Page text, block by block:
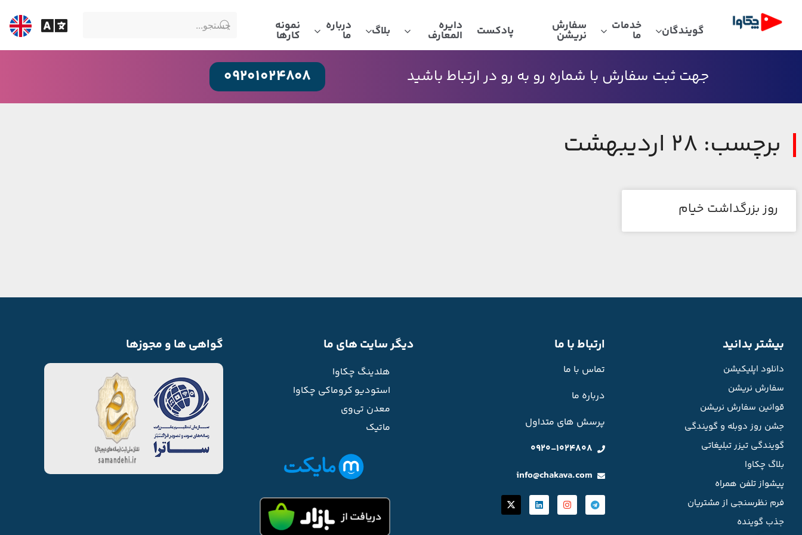
گویندگان خدمات
ما
سفارش
نریشن پادکست دایره
المعارف بلاگ درباره
ما
نمونه
کارها
جهت ثبت سفارش با شماره رو به رو در ارتباط باشید 09201024808
برچسب: 28 اردیبهشت
روز بزرگداشت خیام
بیشتر بدانید
دانلود اپلیکیشن
سفارش نریشن
قوانین سفارش نریشن
جشن روز دوبله و گویندگی
گویندگی تیزر تبلیغاتی
بلاگ چکاوا
پیشواز تلفن همراه
فرم نظرسنجی از مشتریان
جذب گوینده
ارتباط با ما
تماس با ما
درباره ما
پرسش های متداول
0920-1024808
info@chakava.com
دیگر سایت های ما
هلدینگ چکاوا
استودیو کروماکی چکاوا
معدن تی‌وی
ماتیک
گواهی ها و مجوزها